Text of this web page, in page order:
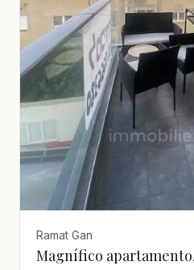
Ramat Gan
Magnífico